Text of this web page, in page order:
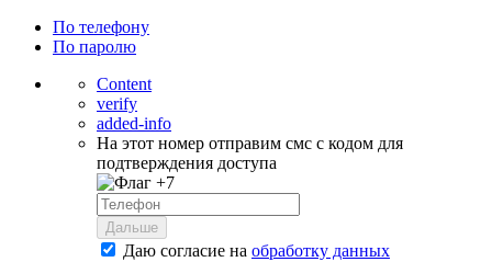
По телефону
По паролю
Content
verify
added-info
На этот номер отправим смс с кодом для
подтверждения доступа
+7
Дальше
Даю согласие на обработку данных